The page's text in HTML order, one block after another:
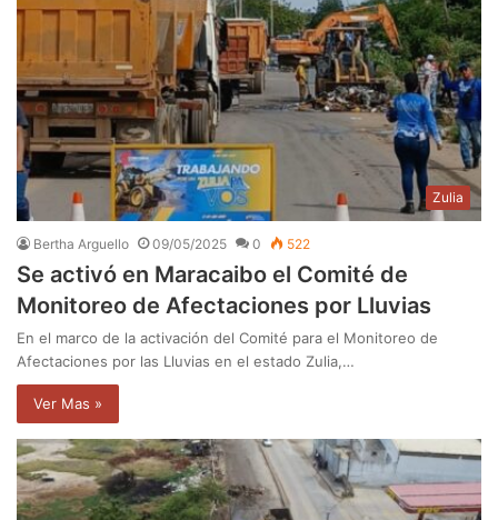
Zulia
Bertha Arguello 09/05/2025 0 522
Se activó en Maracaibo el Comité de
Monitoreo de Afectaciones por Lluvias
En el marco de la activación del Comité para el Monitoreo de
Afectaciones por las Lluvias en el estado Zulia,…
Ver Mas »